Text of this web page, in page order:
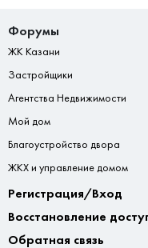
Форумы
ЖК Казани
Застройщики
Агентства Недвижимости
Мой дом
Благоустройство двора
ЖКХ и управление домом
Регистрация/Вход
Восстановление
Обратная связь